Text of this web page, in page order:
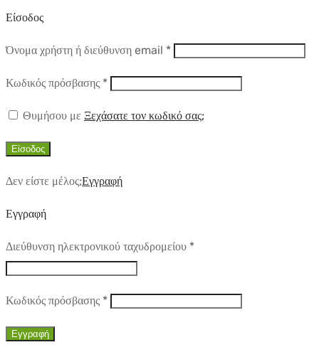
Είσοδος
Όνομα χρήστη ή διεύθυνση email *Απαιτούμενο
Κωδικός πρόσβασης *Απαιτούμενο
Θυμήσου με Ξεχάσατε τον κωδικό σας;
Είσοδος
Δεν είστε μέλος;Εγγραφή
Εγγραφή
Διεύθυνση ηλεκτρονικού ταχυδρομείου *Απαιτούμενο
Κωδικός πρόσβασης *Απαιτούμενο
Εγγραφή